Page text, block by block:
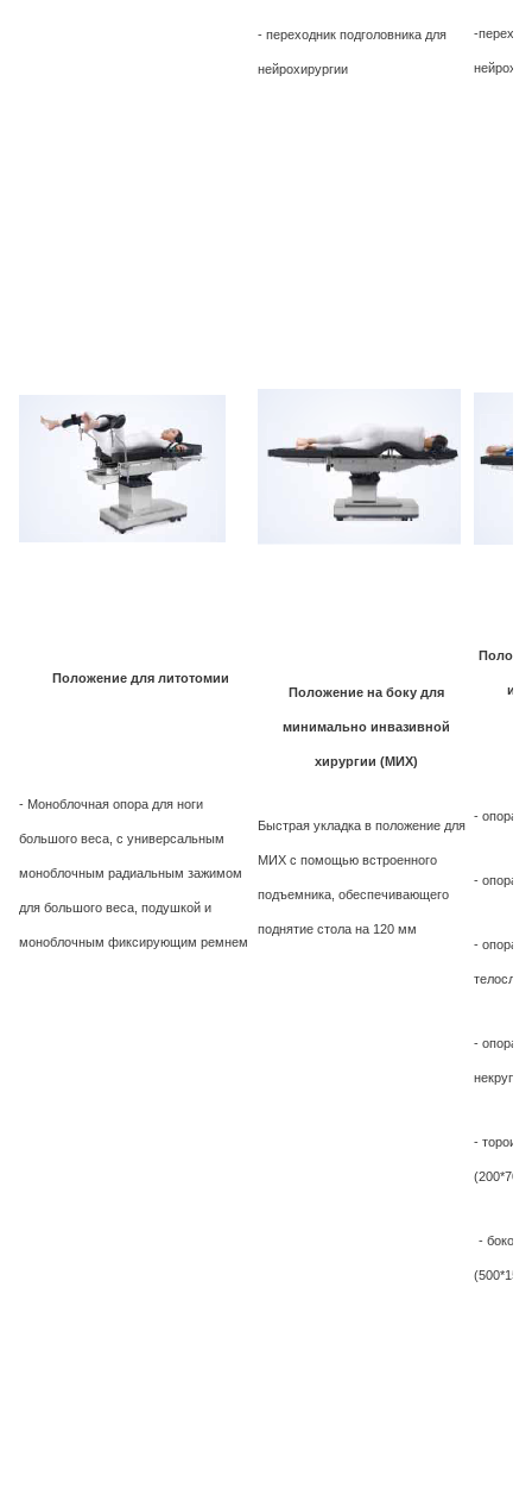
- переходник подголовника для
нейрохирургии
-
Положение для литотомии
- Моноблочная опора для ноги
большого веса, с универсальным
моноблочным радиальным зажимом
для большого веса, подушкой и
моноблочным фиксирующим ремнем
Положение на боку для
минимально инвазивной
хирургии (МИХ)
Быстрая укладка в положение для
МИХ с помощью встроенного
подъемника, обеспечивающего
поднятие стола на 120 мм
- опора
- опора
- опора
- опора
-
-